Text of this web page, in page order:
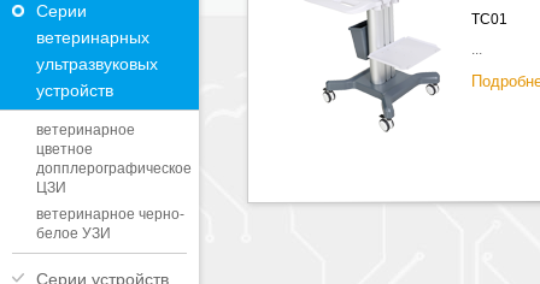
Серии
ветеринарных
ультразвуковых
устройств
ветеринарное
цветное
допплерографическое
ЦЗИ
ветеринарное черно-
белое УЗИ
Серии устройств
TC01
...